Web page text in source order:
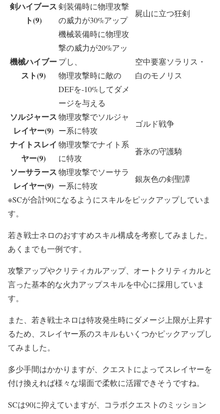
剣ハイブース
ト(9)
剣装備時に物理攻撃
の威力が30%アップ
屍山に立つ狂剣
機械ハイブー
スト(9)
機械装備時に物理攻
撃の威力が20%アッ
プし、
物理攻撃時に敵の
DEFを-10%してダメ
ージを与える
空中要塞ソラリス・
白のモノリス
ソルジャース
レイヤー(9)
物理攻撃でソルジャ
ー系に特攻
ゴルド戦争
ナイトスレイ
ヤー(9)
物理攻撃でナイト系
に特攻
蒼氷の守護騎
ソーサラース
レイヤー(9)
物理攻撃でソーサラ
ー系に特攻
銀灰色の剣聖譚
※SCが合計90になるようにスキルをピックアップしていま
す。
若き戦士ネロのおすすめスキル構成を考察してみました。
あくまでも一例です。
攻撃アップやクリティカルアップ、オートクリティカルと
言った基本的な火力アップスキルを中心に採用していま
す。
また、若き戦士ネロは特攻発生時にダメージ上限が上昇す
るため、スレイヤー系のスキルもいくつかピックアップし
てみました。
多少手間はかかりますが、クエストによってスレイヤーを
付け換えれば様々な場面で柔軟に活躍できそうですね。
SCは90に抑えていますが、コラボクエストのミッション